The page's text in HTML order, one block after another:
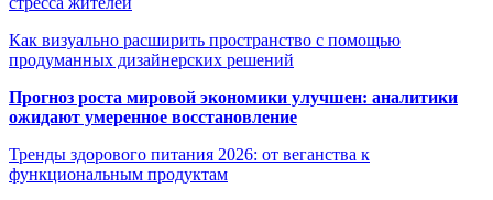
Как визуально расширить пространство с помощью
продуманных дизайнерских решений
Прогноз роста мировой экономики улучшен: аналитики
ожидают умеренное восстановление
Тренды здорового питания 2026: от веганства к
функциональным продуктам